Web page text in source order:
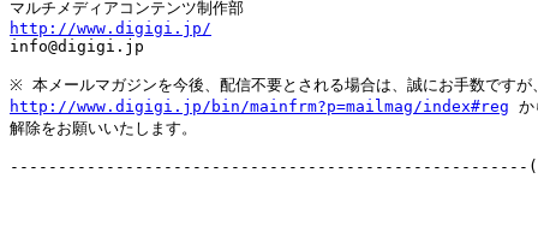
http://www.digigi.jp/
info@digigi.jp
http://www.digigi.jp/bin/mainfrm?p=mailmag/index#reg か
解除をお願いいたします。